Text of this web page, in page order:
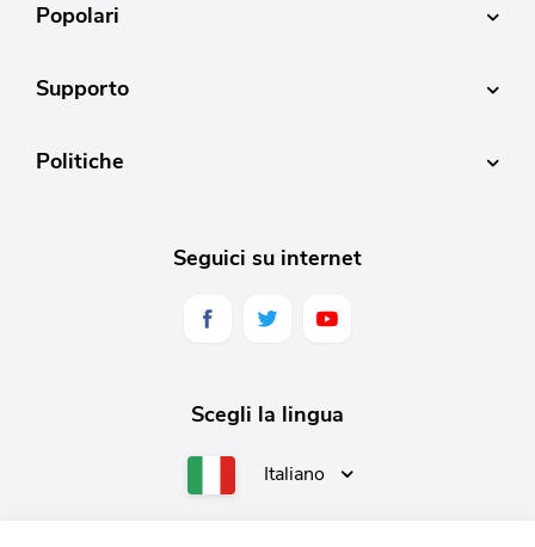
Popolari
Supporto
Politiche
Seguici su internet
Scegli la lingua
Italiano